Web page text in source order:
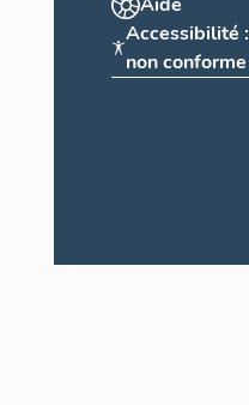
Accessibilité :
non conforme